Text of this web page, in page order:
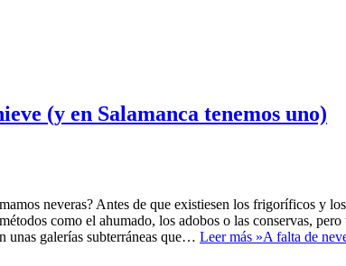
(y en Salamanca tenemos uno)
neveras? Antes de que existiesen los frigoríficos y
como el ahumado, los adobos o las conservas,
unas galerías subterráneas que… Leer más »A falta de